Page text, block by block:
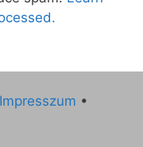
Impresszum •